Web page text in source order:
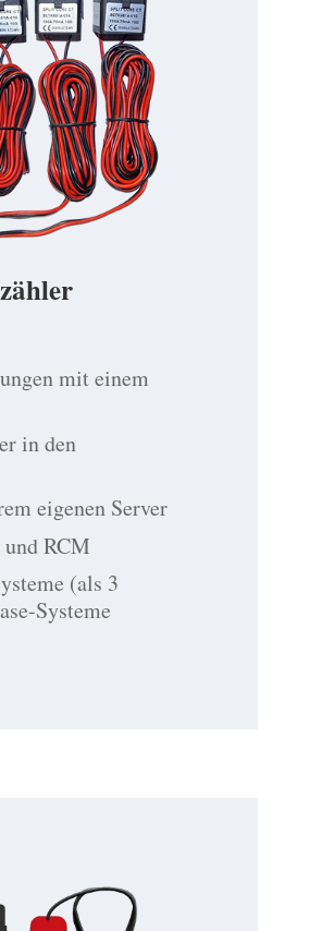
mit einem
in den
eigenen Server
RCM
(als 3
Systeme